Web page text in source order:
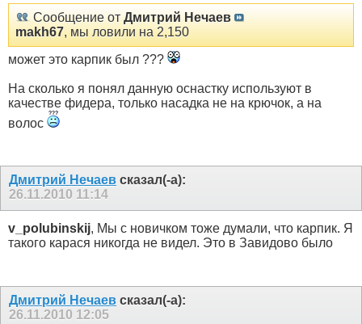
Сообщение от Дмитрий Нечаев
makh67, мы ловили на 2,150
может это карпик был ???
На сколько я понял данную оснастку используют в
качестве фидера, только насадка не на крючок, а на
волос
Дмитрий Нечаев сказал(-а):
26.11.2010 11:14
v_polubinskij, Мы с новичком тоже думали, что карпик. Я
такого карася никогда не видел. Это в Завидово было
Дмитрий Нечаев сказал(-а):
26.11.2010 12:05